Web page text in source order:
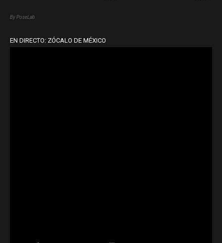
By PoseLab
EN DIRECTO: ZÓCALO DE MÉXICO